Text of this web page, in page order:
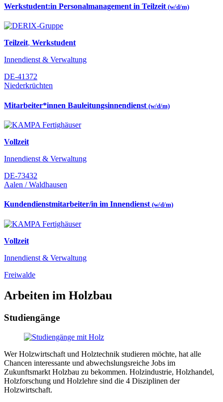
Werkstudent:in Personalmanagement in Teilzeit (w/d/m)
Teilzeit, Werkstudent
Innendienst & Verwaltung
DE-41372
Niederkrüchten
Mitarbeiter*innen Bauleitungsinnendienst (w/d/m)
Vollzeit
Innendienst & Verwaltung
DE-73432
Aalen / Waldhausen
Kundendienstmitarbeiter/in im Innendienst (w/d/m)
Vollzeit
Innendienst & Verwaltung
Freiwalde
Arbeiten im Holzbau
Studiengänge
Wer Holzwirtschaft und Holztechnik studieren möchte, hat alle
Chancen interessante und abwechslungsreiche Jobs im
Zukunftsmarkt Holzbau zu bekommen. Holzindustrie, Holzhandel,
Holzforschung und Holzlehre sind die 4 Disziplinen der
Holzwirtschaft.